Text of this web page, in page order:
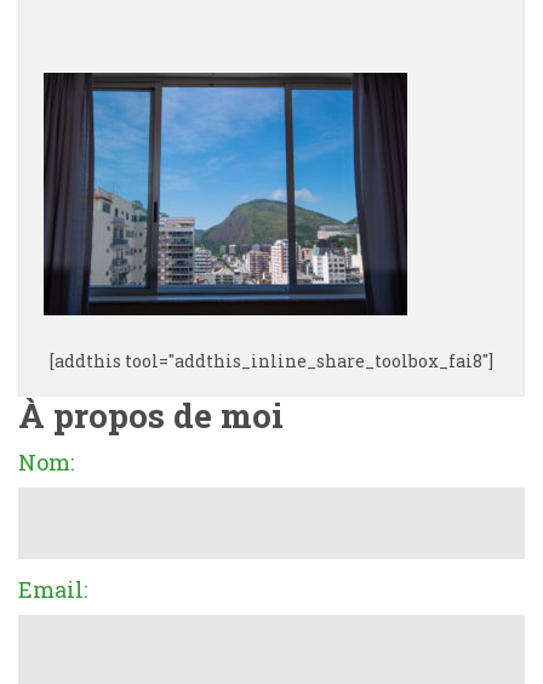
[addthis tool="addthis_inline_share_toolbox_fai8"]
À propos de moi
Nom:
Email: